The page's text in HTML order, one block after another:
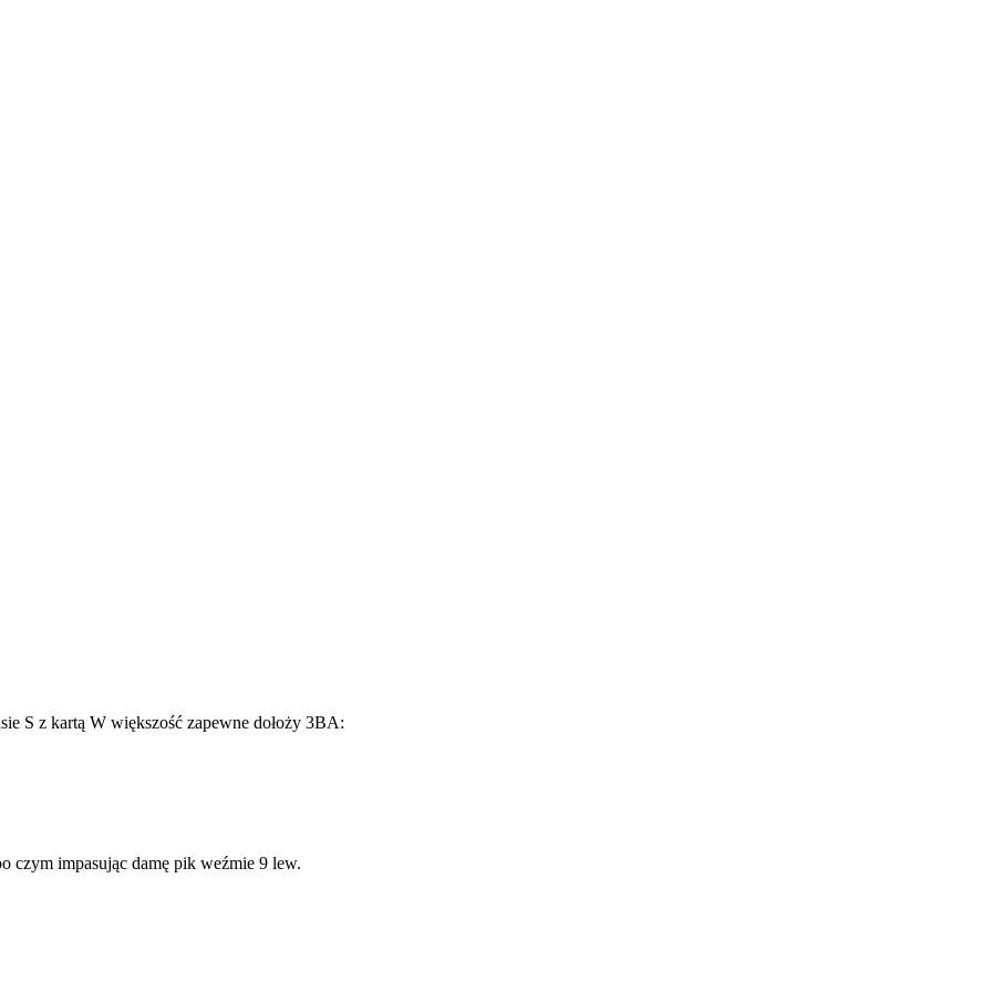
S z kartą W większość zapewne dołoży 3BA:
czym impasując damę pik weźmie 9 lew.